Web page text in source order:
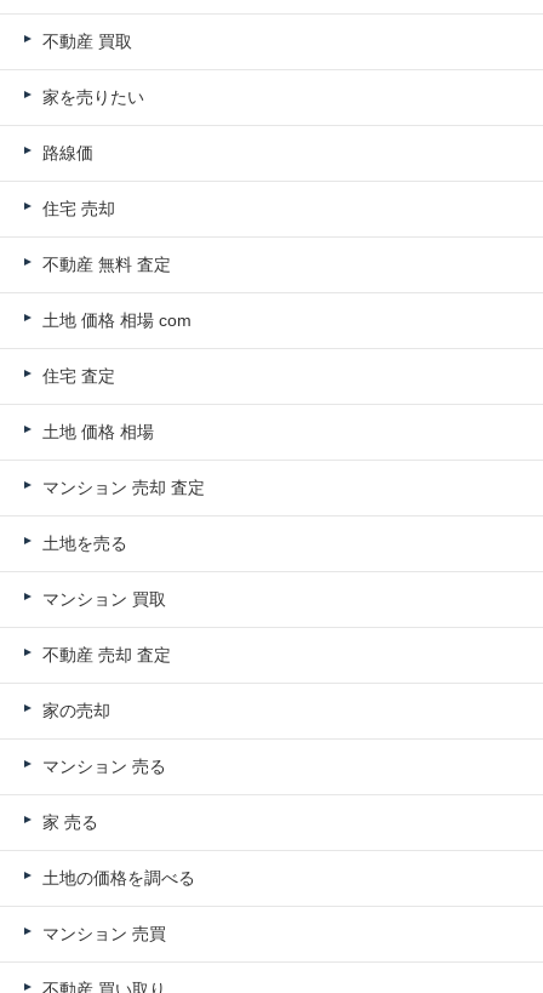
不動産 買取
家を売りたい
路線価
住宅 売却
不動産 無料 査定
土地 価格 相場 com
住宅 査定
土地 価格 相場
マンション 売却 査定
土地を売る
マンション 買取
不動産 売却 査定
家の売却
マンション 売る
家 売る
土地の価格を調べる
マンション 売買